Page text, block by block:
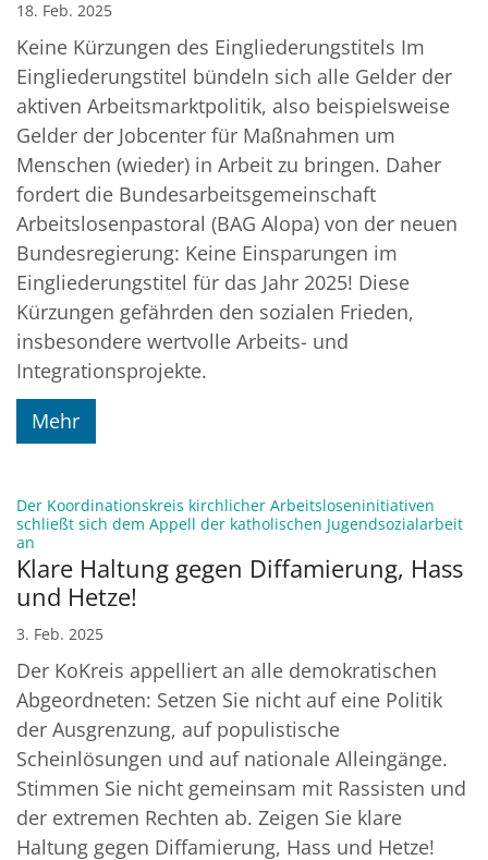
18. Feb. 2025
Keine Kürzungen des Eingliederungstitels Im
Eingliederungstitel bündeln sich alle Gelder der
aktiven Arbeitsmarktpolitik, also beispielsweise
Gelder der Jobcenter für Maßnahmen um
Menschen (wieder) in Arbeit zu bringen. Daher
fordert die Bundesarbeitsgemeinschaft
Arbeitslosenpastoral (BAG Alopa) von der neuen
Bundesregierung: Keine Einsparungen im
Eingliederungstitel für das Jahr 2025! Diese
Kürzungen gefährden den sozialen Frieden,
insbesondere wertvolle Arbeits- und
Integrationsprojekte.
Mehr
Der Koordinationskreis kirchlicher Arbeitsloseninitiativen
schließt sich dem Appell der katholischen Jugendsozialarbeit
an
Klare Haltung gegen Diffamierung, Hass
und Hetze!
3. Feb. 2025
Der KoKreis appelliert an alle demokratischen
Abgeordneten: Setzen Sie nicht auf eine Politik
der Ausgrenzung, auf populistische
Scheinlösungen und auf nationale Alleingänge.
Stimmen Sie nicht gemeinsam mit Rassisten und
der extremen Rechten ab. Zeigen Sie klare
Haltung gegen Diffamierung, Hass und Hetze!